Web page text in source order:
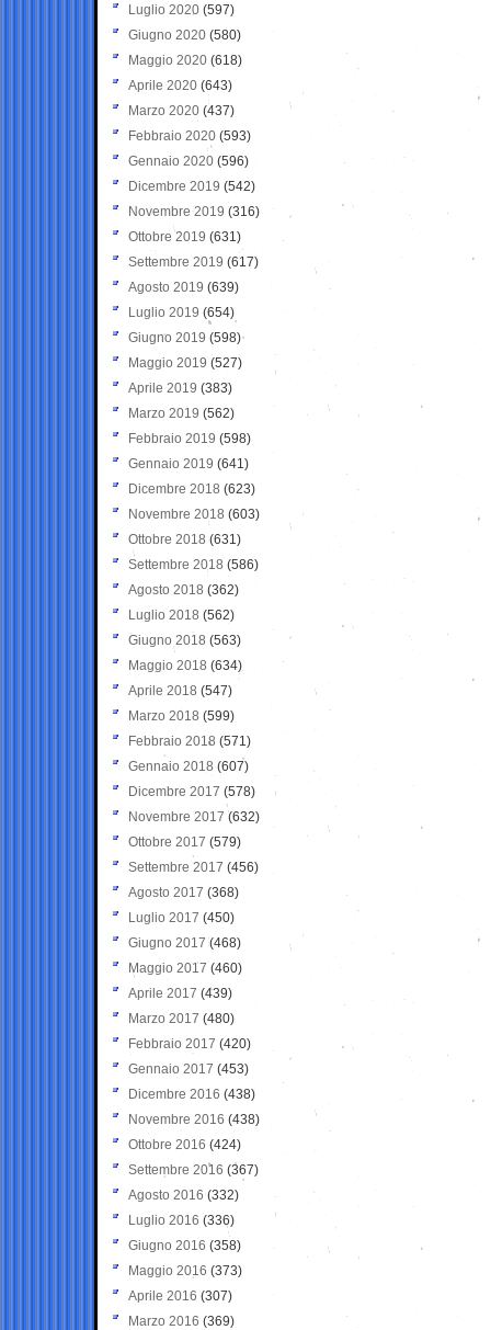
Luglio 2020 (597)
Giugno 2020 (580)
Maggio 2020 (618)
Aprile 2020 (643)
Marzo 2020 (437)
Febbraio 2020 (593)
Gennaio 2020 (596)
Dicembre 2019 (542)
Novembre 2019 (316)
Ottobre 2019 (631)
Settembre 2019 (617)
Agosto 2019 (639)
Luglio 2019 (654)
Giugno 2019 (598)
Maggio 2019 (527)
Aprile 2019 (383)
Marzo 2019 (562)
Febbraio 2019 (598)
Gennaio 2019 (641)
Dicembre 2018 (623)
Novembre 2018 (603)
Ottobre 2018 (631)
Settembre 2018 (586)
Agosto 2018 (362)
Luglio 2018 (562)
Giugno 2018 (563)
Maggio 2018 (634)
Aprile 2018 (547)
Marzo 2018 (599)
Febbraio 2018 (571)
Gennaio 2018 (607)
Dicembre 2017 (578)
Novembre 2017 (632)
Ottobre 2017 (579)
Settembre 2017 (456)
Agosto 2017 (368)
Luglio 2017 (450)
Giugno 2017 (468)
Maggio 2017 (460)
Aprile 2017 (439)
Marzo 2017 (480)
Febbraio 2017 (420)
Gennaio 2017 (453)
Dicembre 2016 (438)
Novembre 2016 (438)
Ottobre 2016 (424)
Settembre 2016 (367)
Agosto 2016 (332)
Luglio 2016 (336)
Giugno 2016 (358)
Maggio 2016 (373)
Aprile 2016 (307)
Marzo 2016 (369)